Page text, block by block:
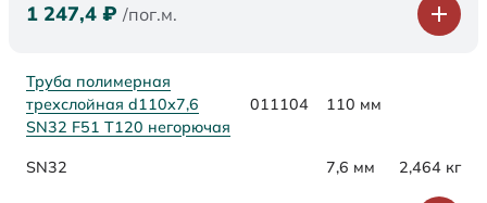
1 247,4 ₽ /пог.м.
Труба полимерная
трехслойная d110х7,6
SN32 F51 Т120 негорючая
011104 110 мм
SN32 7,6 мм 2,464 кг